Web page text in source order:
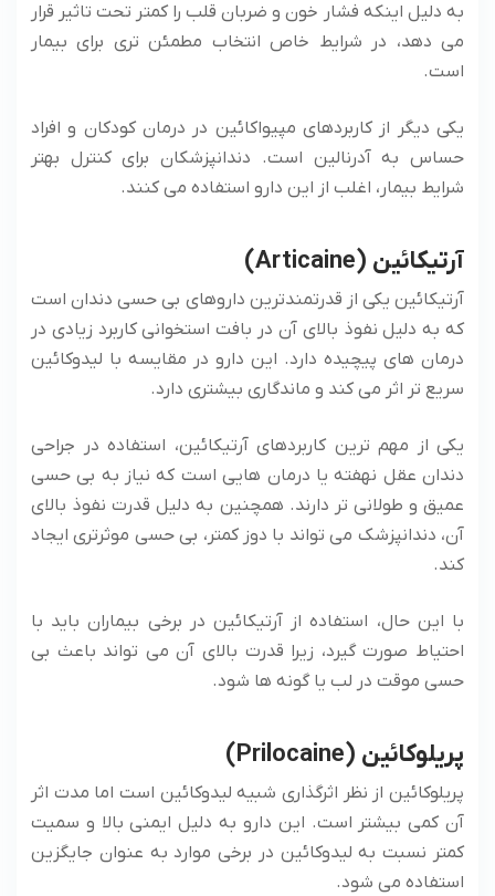
به دلیل اینکه فشار خون و ضربان قلب را کمتر تحت تاثیر قرار
می ‌دهد، در شرایط خاص انتخاب مطمئن‌ تری برای بیمار
است.
یکی دیگر از کاربردهای مپیواکائین در درمان کودکان و افراد
حساس به آدرنالین است. دندانپزشکان برای کنترل بهتر
شرایط بیمار، اغلب از این دارو استفاده می‌ کنند.
آرتیکائین (Articaine)
آرتیکائین یکی از قدرتمندترین داروهای بی حسی دندان است
که به دلیل نفوذ بالای آن در بافت استخوانی کاربرد زیادی در
درمان‌ های پیچیده دارد. این دارو در مقایسه با لیدوکائین
سریع ‌تر اثر می ‌کند و ماندگاری بیشتری دارد.
یکی از مهم ترین کاربردهای آرتیکائین، استفاده در جراحی
دندان عقل نهفته یا درمان ‌هایی است که نیاز به بی حسی
عمیق و طولانی‌ تر دارند. همچنین به دلیل قدرت نفوذ بالای
آن، دندانپزشک می ‌تواند با دوز کمتر، بی حسی موثرتری ایجاد
کند.
با این حال، استفاده از آرتیکائین در برخی بیماران باید با
احتیاط صورت گیرد، زیرا قدرت بالای آن می ‌تواند باعث بی
حسی موقت در لب یا گونه‌ ها شود.
پریلوکائین (Prilocaine)
پریلوکائین از نظر اثرگذاری شبیه لیدوکائین است اما مدت اثر
آن کمی بیشتر است. این دارو به دلیل ایمنی بالا و سمیت
کمتر نسبت به لیدوکائین در برخی موارد به عنوان جایگزین
استفاده می‌ شود.